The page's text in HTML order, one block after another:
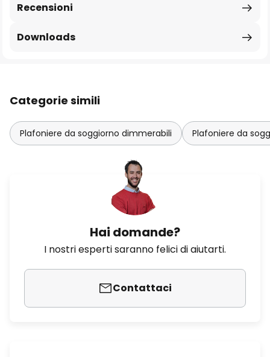
Recensioni
Downloads
Categorie simili
Plafoniere da soggiorno dimmerabili Plafoniere da
Hai domande?
I nostri esperti saranno felici di aiutarti.
Contattaci